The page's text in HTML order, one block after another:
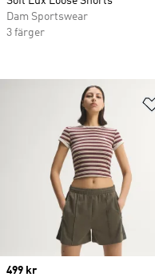
Price
499 kr
Dam Sportswear
3 färger